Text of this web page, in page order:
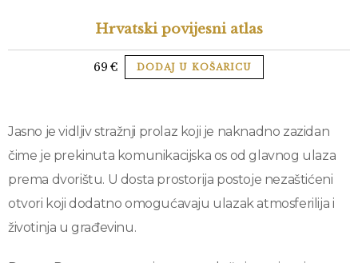
Hrvatski povijesni atlas
69 € DODAJ U KOŠARICU
Jasno je vidljiv stražnji prolaz koji je naknadno zazidan
čime je prekinuta komunikacijska os od glavnog ulaza
prema dvorištu. U dosta prostorija postoje nezaštićeni
otvori koji dodatno omogućavaju ulazak atmosferilija i
životinja u građevinu.